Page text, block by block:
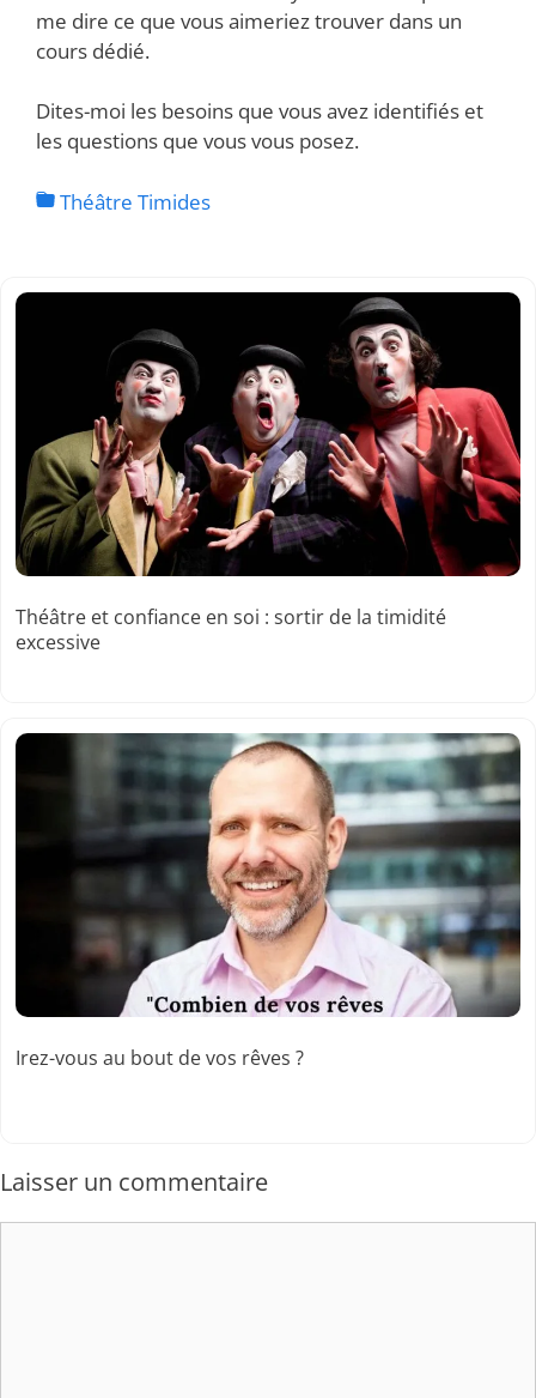
me dire ce que vous aimeriez trouver dans un
cours dédié.
Dites-moi les besoins que vous avez identifiés et
les questions que vous vous posez.
Théâtre Timides
Théâtre et confiance en soi : sortir de la timidité
excessive
Irez-vous au bout de vos rêves ?
Laisser un commentaire